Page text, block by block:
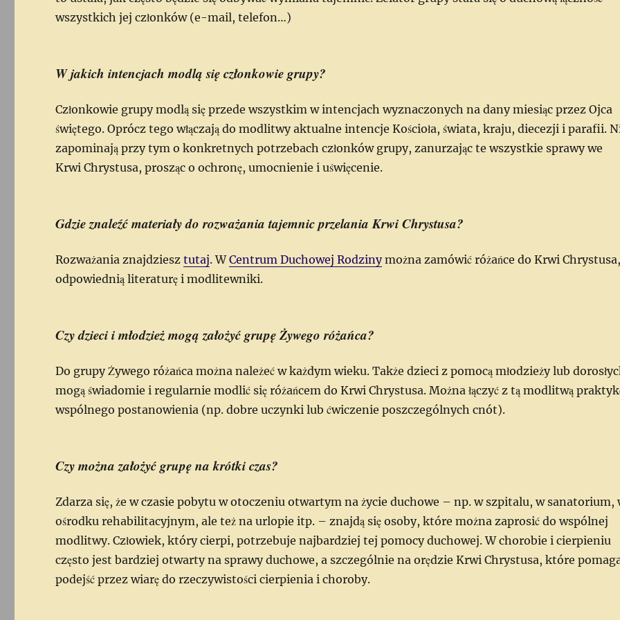
wszystkich jej członków (e-mail, telefon…)
W jakich intencjach modlą się członkowie grupy?
Członkowie grupy modlą się przede wszystkim w intencjach wyznaczonych na dany miesiąc przez Ojca
świętego. Oprócz tego włączają do modlitwy aktualne intencje Kościoła, świata, kraju, diecezji i parafii.
zapominają przy tym o konkretnych potrzebach członków grupy, zanurzając te wszystkie sprawy we
Krwi Chrystusa, prosząc o ochronę, umocnienie i uświęcenie.
Gdzie znaleźć materiały do rozważania tajemnic przelania Krwi Chrystusa?
Rozważania znajdziesztutaj. WCentrum Duchowej Rodzinymożna zamówić różańce do Krwi
odpowiednią literaturę i modlitewniki.
Czy dzieci i młodzież mogą założyć grupę Żywego różańca?
Do grupy Żywego różańca można należeć w każdym wieku. Także dzieci z pomocą młodzieży lub
mogą świadomie i regularnie modlić się różańcem do Krwi Chrystusa. Można łączyć z tą modlitwą
wspólnego postanowienia (np. dobre uczynki lub ćwiczenie poszczególnych cnót).
Czy można założyć grupę na krótki czas?
Zdarza się, że w czasie pobytu w otoczeniu otwartym na życie duchowe – np. w szpitalu, w sanatorium,
ośrodku rehabilitacyjnym, ale też na urlopie itp. – znajdą się osoby, które można zaprosić do wspólnej
modlitwy. Człowiek, który cierpi, potrzebuje najbardziej tej pomocy duchowej. W chorobie i cierpieniu
często jest bardziej otwarty na sprawy duchowe, a szczególnie na orędzie Krwi Chrystusa, które
podejść przez wiarę do rzeczywistości cierpienia i choroby.